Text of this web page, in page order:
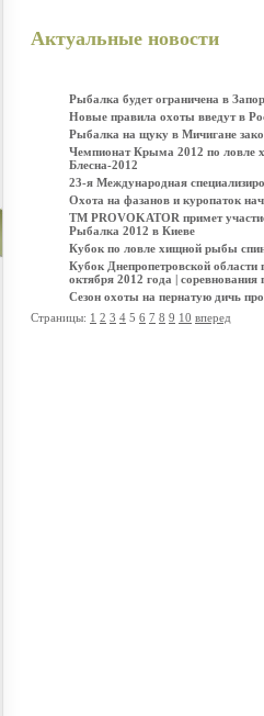
Актуальные новости
Рыбалка будет ограничена в
Новые правила охоты введут в
Рыбалка на щуку в Мичигане
Чемпионат Крыма 2012 по ловле
Блесна-2012
23-я Международная
Охота на фазанов и куропаток
TM PROVOKATOR примет
Рыбалка 2012 в Киеве
Кубок по ловле хищной рыбы
Кубок Днепропетровской
октября 2012 года |
Сезон охоты на пернатую дичь
Страницы: 1 2 3 4 5 6 7 8 9 10 вперед